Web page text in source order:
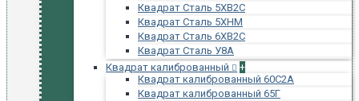
Квадрат Сталь 5ХВ2С
Квадрат Сталь 5ХНМ
Квадрат Сталь 6ХВ2С
Квадрат Сталь У8А
Квадрат калиброванный
+
Квадрат калиброванный 60С2А
Квадрат калиброванный 65Г